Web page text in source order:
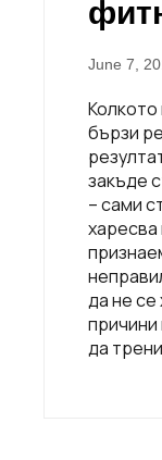
June 7,
бързи
закъде
– сами
харесва
да не се
причини
да